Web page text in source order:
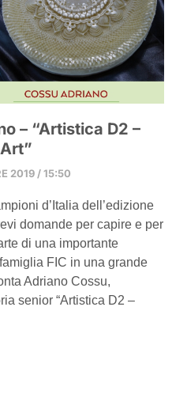
– “Artistica D2 –
2019 15:50
d’Italia dell’edizione
domande per capire e per
di una importante
FIC in una grande
Adriano Cossu,
senior “Artistica D2 –